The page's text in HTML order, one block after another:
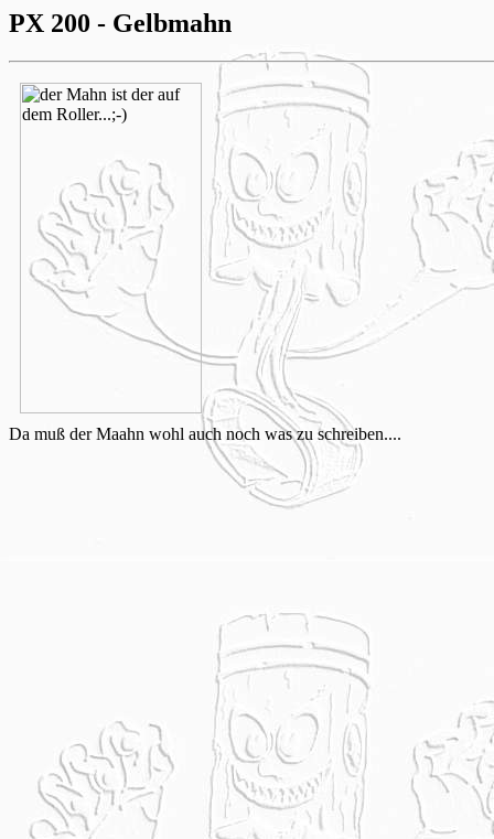
PX 200 - Gelbmahn
Da muß der Maahn wohl auch noch was zu schreiben....